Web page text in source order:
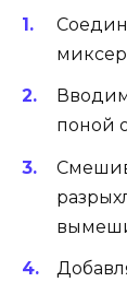
поной